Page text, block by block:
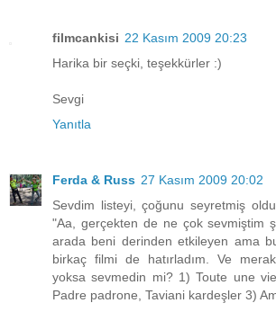
filmcankisi 22 Kasım 2009 20:23
Harika bir seçki, teşekkürler :)
Sevgi
Yanıtla
Ferda & Russ 27 Kasım 2009 20:02
Sevdim listeyi, çoğunu seyretmiş
"Aa, gerçekten de ne çok sevmiştim
arada beni derinden etkileyen ama
birkaç filmi de hatırladım. Ve
yoksa sevmedin mi? 1) Toute une
Padre padrone, Taviani kardeşler 3)